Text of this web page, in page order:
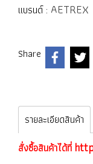
แบรนด์ : AETREX
Share
รายละเอียดสินค้า
สั่งซื้อสินค้าได้ที่